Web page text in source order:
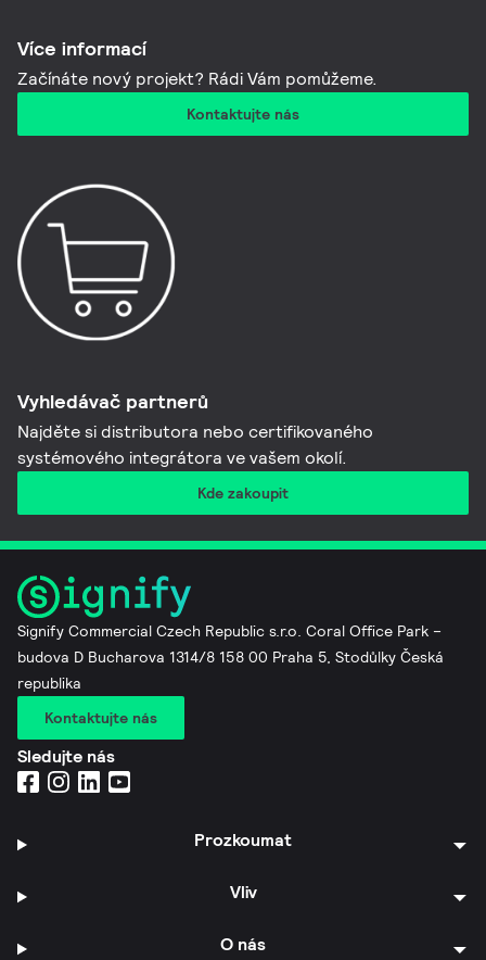
Více informací​
Začínáte nový projekt? Rádi Vám pomůžeme.
Kontaktujte nás
Vyhledávač partnerů
Najděte si distributora nebo certifikovaného
systémového integrátora ve vašem okolí.
Kde zakoupit
Signify Commercial Czech Republic s.r.o. Coral Office Park –
budova D Bucharova 1314/8 158 00 Praha 5, Stodůlky Česká
republika
Kontaktujte nás
Sledujte nás
Prozkoumat
Vliv
O nás